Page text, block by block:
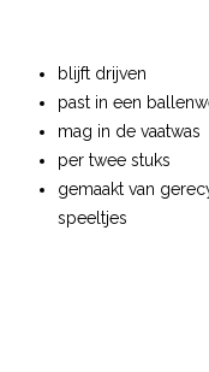
blijft drijven
past in een
mag in de vaatwas
per twee stuks
gemaakt van
speeltjes